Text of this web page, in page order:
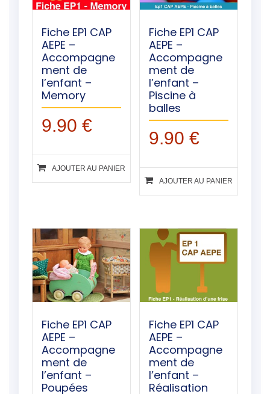
Fiche EP1 CAP
AEPE –
Accompagne
ment de
l’enfant –
Memory
9.90 €
AJOUTER AU PANIER
Fiche EP1 CAP
AEPE –
Accompagne
ment de
l’enfant –
Piscine à
balles
9.90 €
AJOUTER AU PANIER
Fiche EP1 CAP
AEPE –
Accompagne
ment de
l’enfant –
Poupées
Fiche EP1 CAP
AEPE –
Accompagne
ment de
l’enfant –
Réalisation